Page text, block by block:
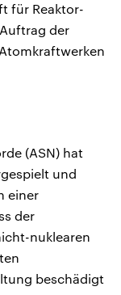
für Reaktor-
der
(ASN) hat
und
einer
der
nuklearen
beschädigt